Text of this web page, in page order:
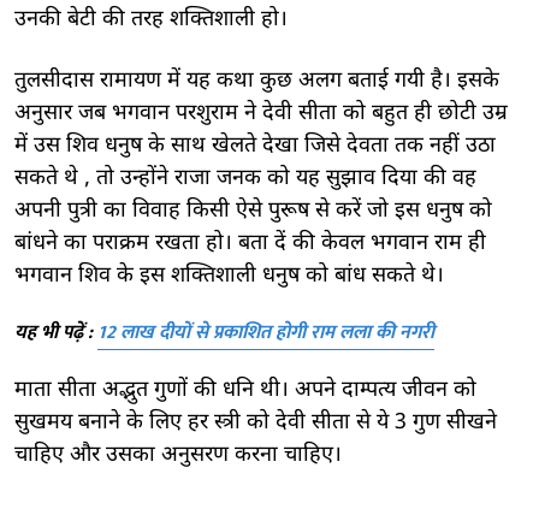
उनकी बेटी की तरह शक्तिशाली हो।
तुलसीदास रामायण में यह कथा कुछ अलग बताई गयी है। इसके
अनुसार जब भगवान परशुराम ने देवी सीता को बहुत ही छोटी उम्र
में उस शिव धनुष के साथ खेलते देखा जिसे देवता तक नहीं उठा
सकते थे , तो उन्होंने राजा जनक को यह सुझाव दिया की वह
अपनी पुत्री का विवाह किसी ऐसे पुरूष से करें जो इस धनुष को
बांधने का पराक्रम रखता हो। बता दें की केवल भगवान राम ही
भगवान शिव के इस शक्तिशाली धनुष को बांध सकते थे।
यह भी पढ़ें : 12 लाख दीयों से प्रकाशित होगी राम लला की नगरी
माता सीता अद्भुत गुणों की धनि थी। अपने दाम्पत्य जीवन को
सुखमय बनाने के लिए हर स्त्री को देवी सीता से ये 3 गुण सीखने
चाहिए और उसका अनुसरण करना चाहिए।